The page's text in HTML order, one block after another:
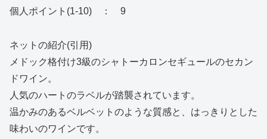
個人ポイント(1-10) ： 9
ネットの紹介(引用)
メドック格付け3級のシャトーカロンセギュールのセカン
ドワイン。
人気のハートのラベルが踏襲されています。
温かみのあるベルベットのような質感と、はっきりとした
味わいのワインです。